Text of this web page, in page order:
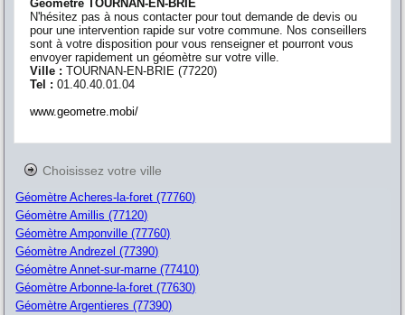
Géomètre TOURNAN-EN-BRIE
N'hésitez pas à nous contacter pour tout demande de devis ou
pour une intervention rapide sur votre commune. Nos conseillers
sont à votre disposition pour vous renseigner et pourront vous
envoyer rapidement un géomètre sur votre ville.
Ville :TOURNAN-EN-BRIE (77220)
Tel :01.40.40.01.04
www.geometre.mobi/
Choisissez votre ville
Géomètre Acheres-la-foret (77760)
Géomètre Amillis (77120)
Géomètre Amponville (77760)
Géomètre Andrezel (77390)
Géomètre Annet-sur-marne (77410)
Géomètre Arbonne-la-foret (77630)
Géomètre Argentieres (77390)